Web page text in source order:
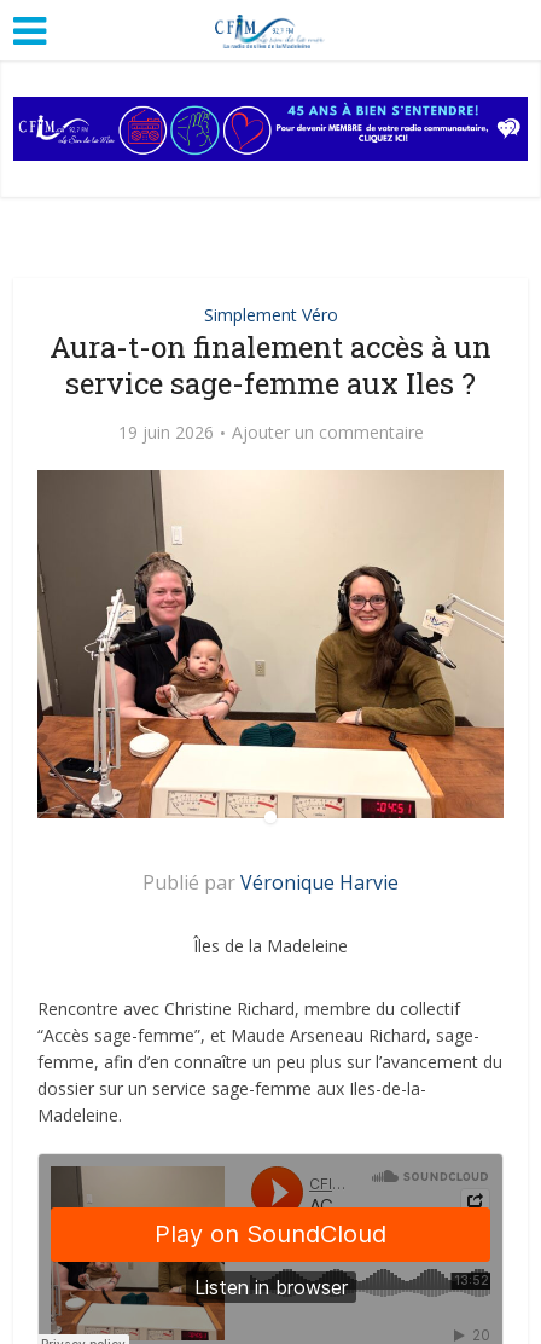
Simplement Véro
Aura-t-on finalement accès à un
service sage-femme aux Iles ?
19 juin 2026 Ajouter un commentaire
Publié parVéronique Harvie
Îles de la Madeleine
Rencontre avec Christine Richard, membre du collectif
“Accès sage-femme”, et Maude Arseneau Richard, sage-
femme, afin d’en connaître un peu plus sur l’avancement du
dossier sur un service sage-femme aux Iles-de-la-
Madeleine.